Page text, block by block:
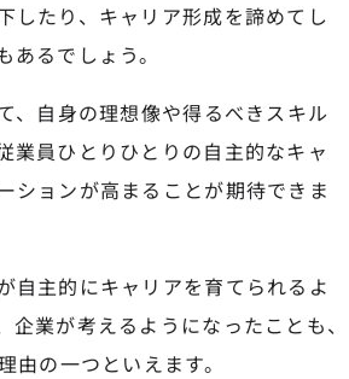
したり、キャリア形成を諦めてし
あるでしょう。
、自身の理想像や得るべきスキル
業員ひとりひとりの自主的なキャ
ションが高まることが期待できま
自主的にキャリアを育てられるよ
企業が考えるようになったことも、
由の一つといえます。